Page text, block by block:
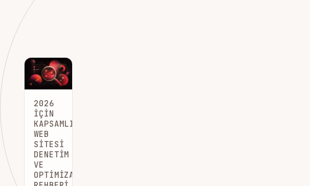
2026
İÇIN
KAPSAMLI
WEB
SITESI
DENETIM
VE
OPTIMIZASYON